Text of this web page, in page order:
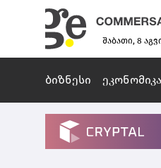
შაბათი, 8
ბიზნესი ეკონომიკა